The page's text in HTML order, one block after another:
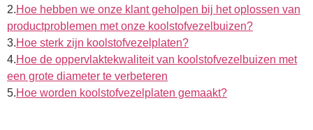
2.Hoe hebben we onze klant geholpen bij het oplossen van
productproblemen met onze koolstofvezelbuizen?
3.Hoe sterk zijn koolstofvezelplaten?
4.Hoe de oppervlaktekwaliteit van koolstofvezelbuizen met
een grote diameter te verbeteren
5.Hoe worden koolstofvezelplaten gemaakt?